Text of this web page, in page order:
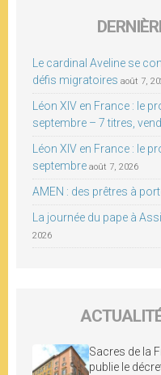
Le cardinal Aveline se
défis migratoires août 7,
Léon XIV en France : le
septembre – 7 titres,
Léon XIV en France : le
septembre août 7, 2026
AMEN : des prêtres à
La journée du pape à
2026
Sacres de la
publie le